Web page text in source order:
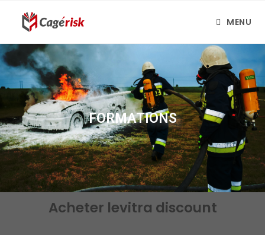
MENU
FORMATIONS
Acheter levitra discount